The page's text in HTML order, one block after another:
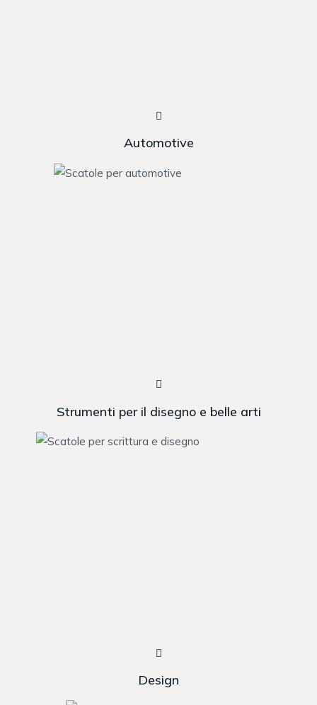
Automotive
Strumenti per il disegno e belle arti
Design